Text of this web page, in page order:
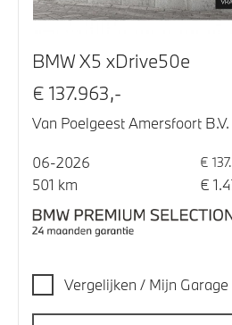
BMW X5 xDrive50e
€ 137.963,-
Van Poelgeest Amersfoort B.V.
06-2026 €
501 km €
Vergelijken / Mijn Garage